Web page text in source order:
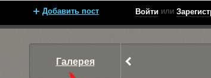
Добавить пост Войти или
Галерея